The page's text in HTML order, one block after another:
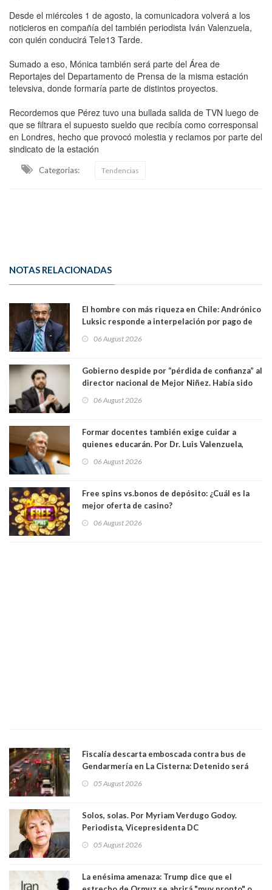
Desde el miércoles 1 de agosto, la comunicadora volverá a los
noticieros en compañía del también periodista Iván Valenzuela,
con quién conducirá Tele13 Tarde.
Sumado a eso, Mónica también será parte del Área de
Reportajes del Departamento de Prensa de la misma estación
televsiva, donde formaría parte de distintos proyectos.
Recordemos que Pérez tuvo una bullada salida de TVN luego de
que se filtrara el supuesto sueldo que recibía como corresponsal
en Londres, hecho que provocó molestia y reclamos por parte del
sindicato de la estación
Categorias: Tendencias
NOTAS RELACIONADAS
El hombre con más riqueza en Chile: Andrónico
Luksic responde a interpelación por pago de
día que me muera”
06 August 2026
Gobierno despide por “pérdida de confianza” al
director nacional de Mejor Niñez. Había sido
06 August 2026
Formar docentes también exige cuidar a
quienes educarán. Por Dr. Luis Valenzuela,
Académicos U. Católica Silva Henríquez
06 August 2026
Free spins vs.bonos de depósito: ¿Cuál es la
mejor oferta de casino?
06 August 2026
Fiscalía descarta emboscada contra bus de
Gendarmería en La Cisterna: Detenido será
05 August 2026
Solos, solas. Por Myriam Verdugo Godoy.
Periodista, Vicepresidenta DC
05 August 2026
La enésima amenaza: Trump dice que el